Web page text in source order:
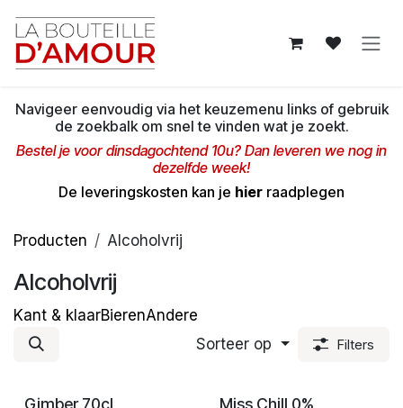
Navigeer eenvoudig via het keuzemenu links of gebruik
de zoekbalk om snel te vinden wat je zoekt.
Bestel je voor dinsdagochtend 10u? Dan leveren we nog in
dezelfde week!
De leveringskosten kan je hier raadplegen
Producten Alcoholvrij
Alcoholvrij
Kant & klaarBierenAndere
Sorteer op
Filters
Gimber 70cl Miss Chill 0%